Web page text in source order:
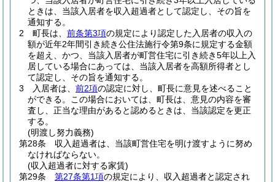
ときは、当該入居者を収入超過者として認定し、その旨を
通知する。
2
町長は、 前条第3項の規定により認定した入居者の収入の
額が近年2年間引き続き公住法施行令第9条に規定する金額
を超え、かつ、当該入居者が町営住宅に引き続き5年以上入
居している場合にあっては、当該入居者を高額所得者とし
て認定し、その旨を通知する。
3
入居者は、 前2項の認定に対し、町長に意見を述べること
ができる。
この場合においては、町長は、意見の内容を審
査し、正当な理由があると認めるときは、当該認定を更正
する。
(明渡し努力義務)
第28条
収入超過者は、当該町営住宅を明け渡すように努め
なければならない。
(収入超過者に対する家賃)
第29条
第27条第1項の規定により、収入超過者と認定され